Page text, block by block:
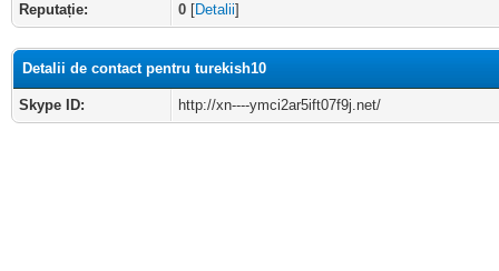
Reputație:
0 [Detalii]
Detalii de contact pentru turekish10
Skype ID: http://xn----ymci2ar5ift07f9j.net/